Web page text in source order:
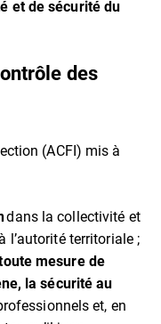
et de sécurité du
des
(ACFI) mis à
dans la collectivité et
l’autorité territoriale ;
mesure de
la sécurité au
et, en